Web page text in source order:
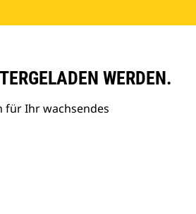
WERDEN.
Ihr wachsendes